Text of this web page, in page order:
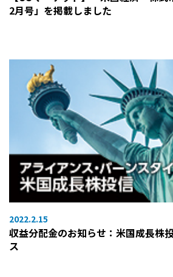
2月号」を掲載しました
2022.2.15
収益分配金のお知らせ：米国成長株
ス